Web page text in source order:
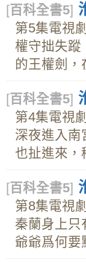
[百科全書5]
第5集電視
權守拙失蹤
的王權劍，
[百科全書5]
第4集電視
深夜進入南
也扯進來，
[百科全書5]
第8集電視
秦蘭身上只
爺爺爲何要